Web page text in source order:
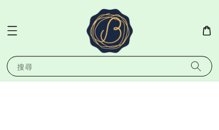
搜尋